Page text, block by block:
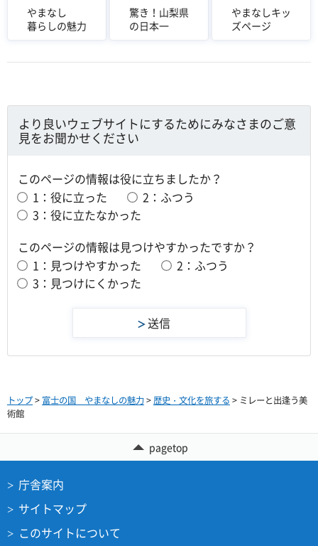
やまなし
暮らしの魅力
驚き！山梨県
の日本一
やまなしキッ
ズページ
より良いウェブサイトにするためにみなさまのご意
見をお聞かせください
このページの情報は役に立ちましたか？
1：役に立った
2：ふつう
3：役に立たなかった
このページの情報は見つけやすかったですか？
1：見つけやすかった
2：ふつう
3：見つけにくかった
トップ> 富士の国 やまなしの魅力>歴史・文化を旅する > ミレーと出逢う美
術館
pagetop
庁舎案内
サイトマップ
このサイトについて